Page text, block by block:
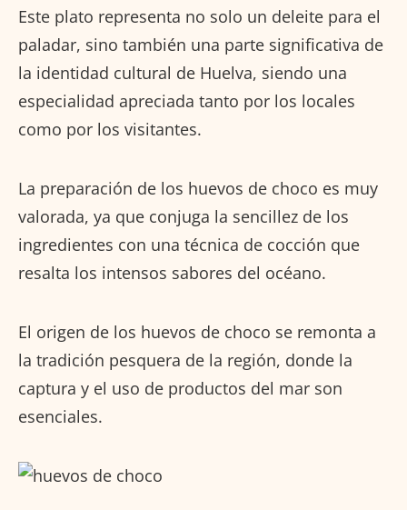
Este plato representa no solo un deleite para el
paladar, sino también una parte significativa de
la identidad cultural de Huelva, siendo una
especialidad apreciada tanto por los locales
como por los visitantes.
La preparación de los huevos de choco es muy
valorada, ya que conjuga la sencillez de los
ingredientes con una técnica de cocción que
resalta los intensos sabores del océano.
El origen de los huevos de choco se remonta a
la tradición pesquera de la región, donde la
captura y el uso de productos del mar son
esenciales.